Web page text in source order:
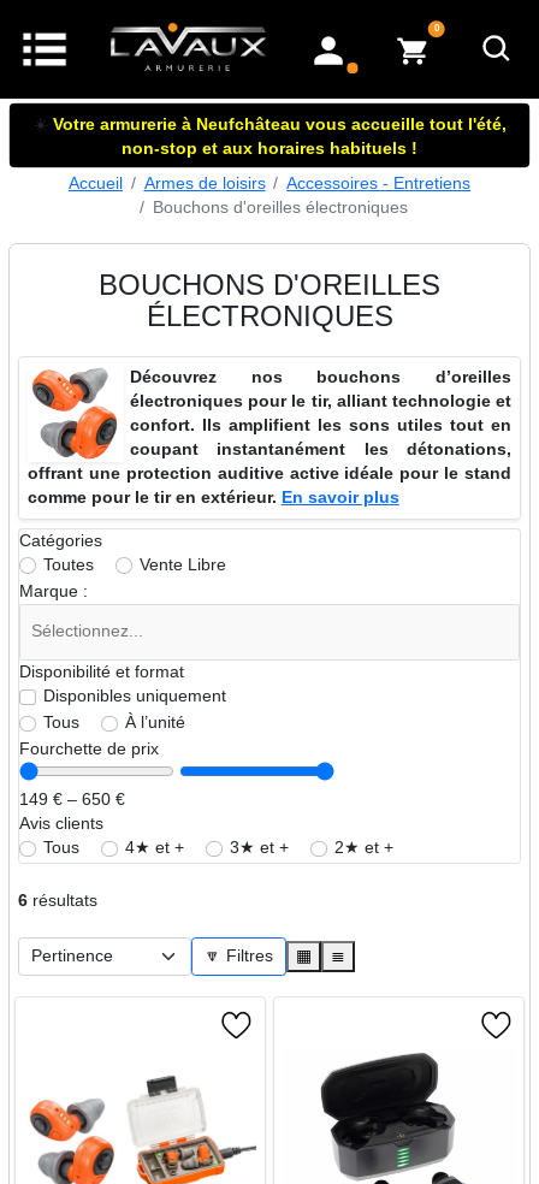
mon compte
0articles dans le panier
☀️ Votre armurerie à Neufchâteau vous accueille tout l'été,
non-stop et aux horaires habituels !
Accueil
Armes de loisirs
Accessoires - Entretiens
Bouchons d'oreilles électroniques
BOUCHONS D'OREILLES
ÉLECTRONIQUES
Découvrez nos bouchons d’oreilles
électroniques pour le tir, alliant technologie et
confort. Ils amplifient les sons utiles tout en
coupant instantanément les détonations,
offrant une protection auditive active idéale pour le stand
comme pour le tir en extérieur. En savoir plus
Catégories
Toutes
Vente Libre
Marque :
Disponibilité et format
Disponibles uniquement
Tous
À l’unité
Fourchette de prix
149 € – 650 €
Avis clients
Tous
4★ et + 3★ et + 2★ et +
6résultats
🔽 Filtres ▦ ≣